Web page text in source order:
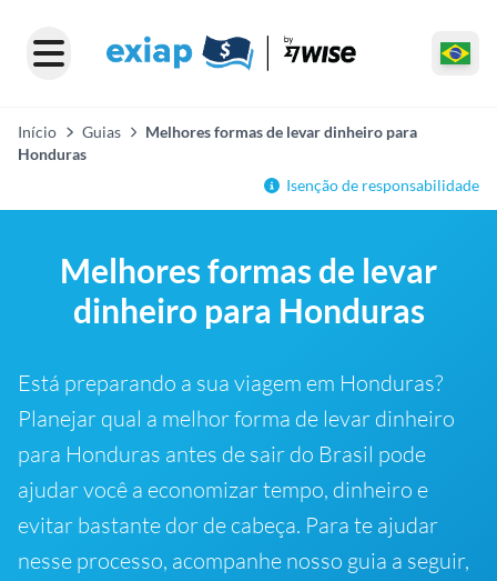
Início Guias
Melhores formas de levar dinheiro para
Honduras
Isenção de responsabilidade
Melhores formas de levar
dinheiro para Honduras
Está preparando a sua viagem em Honduras?
Planejar qual a melhor forma de levar dinheiro
para Honduras antes de sair do Brasil pode
ajudar você a economizar tempo, dinheiro e
evitar bastante dor de cabeça. Para te ajudar
nesse processo, acompanhe nosso guia a seguir,